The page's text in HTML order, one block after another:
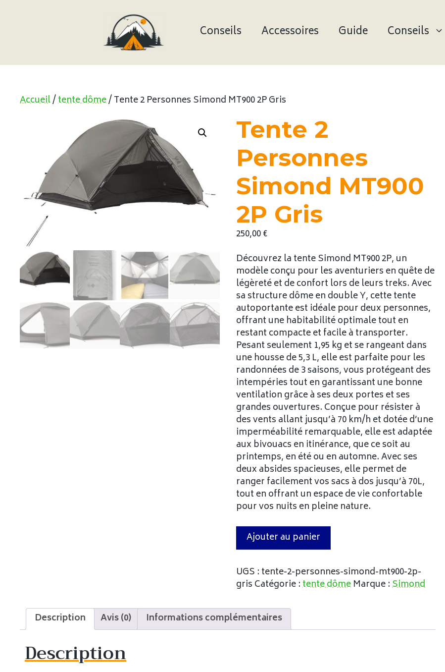
Conseils Accessoires Guide Conseils
Accueil/tente dôme/ Tente 2 Personnes Simond MT900 2P Gris
Tente 2
Personnes
Simond MT900
2P Gris
250,00€
Découvrez la tente Simond MT900 2P, un
modèle conçu pour les aventuriers en quête de
légèreté et de confort lors de leurs treks. Avec
sa structure dôme en double Y, cette tente
autoportante est idéale pour deux personnes,
offrant une habitabilité optimale tout en
restant compacte et facile à transporter.
Pesant seulement 1,95 kg et se rangeant dans
une housse de 5,3 L, elle est parfaite pour les
randonnées de 3 saisons, vous protégeant des
intempéries tout en garantissant une bonne
ventilation grâce à ses deux portes et ses
grandes ouvertures. Conçue pour résister à
des vents allant jusqu’à 70 km/h et dotée d’une
imperméabilité remarquable, elle est adaptée
aux bivouacs en itinérance, que ce soit au
printemps, en été ou en automne. Avec ses
deux absides spacieuses, elle permet de
ranger facilement vos sacs à dos jusqu’à 70L,
tout en offrant un espace de vie confortable
pour vos nuits en pleine nature.
Ajouter au panier
UGS : tente-2-personnes-simond-mt900-2p-
gris Catégorie :tente dôme Marque :Simond
Description Avis (0) Informations complémentaires
Description